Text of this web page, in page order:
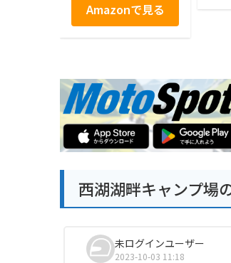
Amazonで見る
西湖湖畔キャンプ場
未ログインユーザー
2023-10-03 11:18